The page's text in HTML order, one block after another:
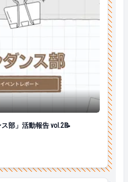
ス部」活動報告 vol.2📝